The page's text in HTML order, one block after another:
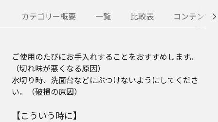
カテゴリー概要 一覧 比較表 コンテンツ
ご使用のたびにお手入れすることをおすすめします。
（切れ味が悪くなる原因）
水切り時、洗面台などにぶつけないようにしてくださ
い。（破損の原因）
【こういう時に】